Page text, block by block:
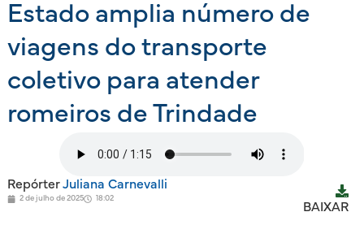
Estado amplia número de
viagens do transporte
coletivo para atender
romeiros de Trindade
RepórterJuliana Carnevalli
2 de julho de 2025 18:02
BAIXAR